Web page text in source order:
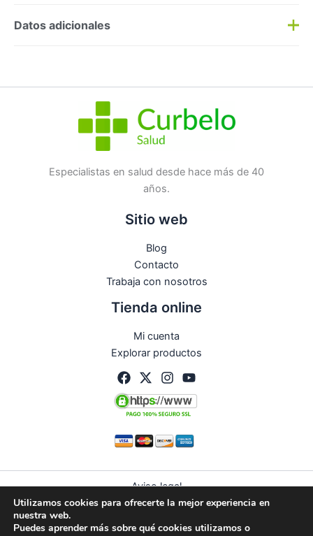
Preguntas y respuestas
No hay preguntas todavía
Datos adicionales
Especialistas en salud desde hace más de 40
años.
Sitio web
Blog
Contacto
Trabaja con nosotros
Tienda online
Mi cuenta
Explorar productos
Aviso legal
Política de privacidad
Utilizamos cookies para ofrecerte la mejor experiencia en
nuestra web.
Puedes aprender más sobre qué cookies utilizamos o